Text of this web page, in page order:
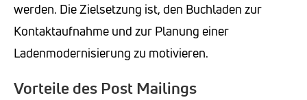
werden. Die Zielsetzung ist, den Buchladen zur
Kontaktaufnahme und zur Planung einer
Ladenmodernisierung zu motivieren.
Vorteile des Post Mailings